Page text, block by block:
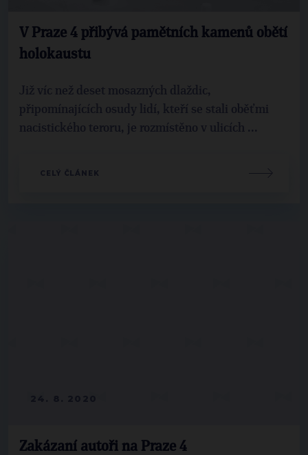
V Praze 4 přibývá pamětních kamenů obětí
holokaustu
Již víc než deset mosazných dlaždic,
připomínajících osudy lidí, kteří se stali oběťmi
nacistického teroru, je rozmístěno v ulicích ...
CELÝ ČLÁNEK
Zakázaní autoři na Praze 4